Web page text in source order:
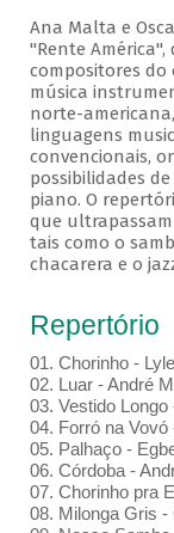
Ana Malta e
"Rente
compositores
música
norte-
linguagens
convencionais,
possibilidades
piano. O
que
tais como o
chacarera e o
Repertório
01. Chorinho -
02. Luar - André
03. Vestido
04. Forró na
05. Palhaço -
06. Córdoba -
07. Chorinho pra
08. Milonga Gris -